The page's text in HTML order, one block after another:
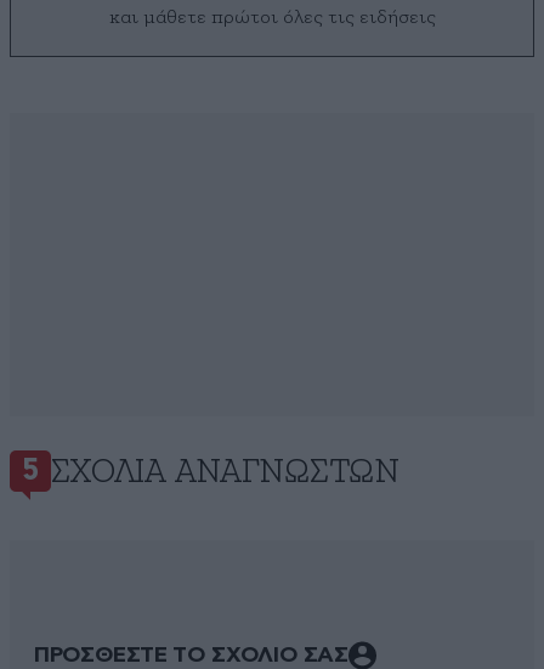
και μάθετε πρώτοι όλες τις ειδήσεις
5 ΣΧΌΛΙΑ ΑΝΑΓΝΩΣΤΏΝ
ΠΡΟΣΘΕΣΤΕ ΤΟ ΣΧΟΛΙΟ ΣΑΣ